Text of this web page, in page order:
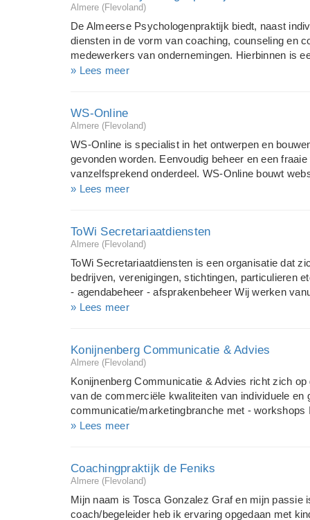
haar diepgaande kennis van het brein en gedrag,
staat bedrijfsvoering, het management, de
te tillen. Met haar inzichten verbeteren we
resulteert in meer omzet en gelukkige
Almere (Flevoland)
De Almeerse Psychologenpraktijk biedt, naast
diensten in de vorm van coaching, counseling en
medewerkers van ondernemingen. Hierbinnen is
Teamcoaching. Het resultaat van deze
verantwoordelijkheid en de focus op het resultaat.
opgericht door Monique Overdijk. Zij is
Gezondheid en Communicatie. Daarnaast volgde
georiënteerde opleiding Coaching, Counseling en
de Universiteit van Utrecht.
» Lees meer
WS-Online
Almere (Flevoland)
WS-Online is specialist in het ontwerpen en
gevonden worden. Eenvoudig beheer en een
vanzelfsprekend onderdeel. WS-Online bouwt
platform waaraan uiteenlopende functionaliteit kan
winkels en reserveringssystemen,
en organisatie websites, community websites,
familiewebsites, enz...
» Lees meer
ToWi Secretariaatdiensten
Almere (Flevoland)
ToWi Secretariaatdiensten is een organisatie dat
bedrijven, verenigingen, stichtingen, particulieren
- agendabeheer - afsprakenbeheer Wij werken
landelijk. Daarnaast bieden wij (ook)
Secretariaatdiensten brengt 30 jaar ervaring mee.
online (via een beveiligd systeem) werken in het
» Lees meer
Konijnenberg Communicatie & Advies
Almere (Flevoland)
Konijnenberg Communicatie & Advies richt zich
van de commerciële kwaliteiten van individuele
communicatie/marketingbranche met - workshops
coaching - marketingcursussen Konijnenberg
verkoop. Voor het bereiken van een optimaal
gespecialiseerde, freelance trainers/coaches
» Lees meer
Coachingpraktijk de Feniks
Almere (Flevoland)
Mijn naam is Tosca Gonzalez Graf en mijn passie
coach/begeleider heb ik ervaring opgedaan met